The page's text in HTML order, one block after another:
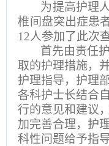
为提高护理
椎间盘突出症患
12人参加了此次
首先由责任
取的护理措施，
护理指导，护理
各科护士长结合
行的意见和建议
加完善合理，护
科性问题给予指